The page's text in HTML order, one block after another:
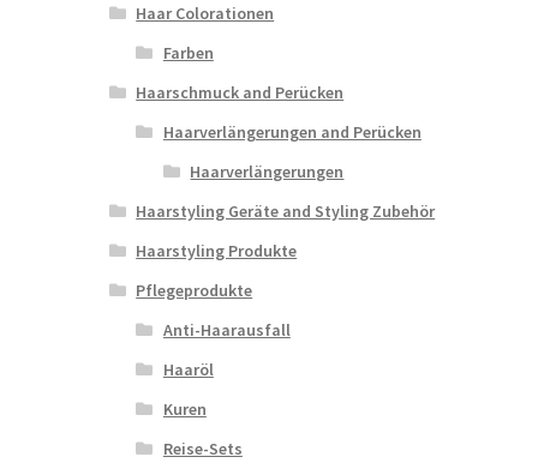
Haar Colorationen
Farben
Haarschmuck and Perücken
Haarverlängerungen and Perücken
Haarverlängerungen
Haarstyling Geräte and Styling Zubehör
Haarstyling Produkte
Pflegeprodukte
Anti-Haarausfall
Haaröl
Kuren
Reise-Sets